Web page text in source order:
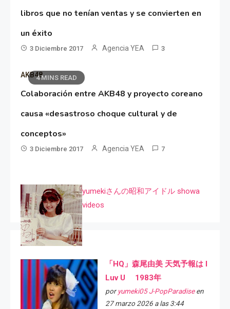
libros que no tenían ventas y se convierten en
un éxito
3 Diciembre 2017 Agencia YEA 3
4 MINS READ
AKB48
Colaboración entre AKB48 y proyecto coreano
causa «desastroso choque cultural y de
conceptos»
3 Diciembre 2017 Agencia YEA 7
yumekiさんの昭和アイドル showa
videos
「HQ」森尾由美 天気予報は I
Luv U 1983年
por yumeki05 J-PopParadiseen
27 marzo 2026 a las 3:44